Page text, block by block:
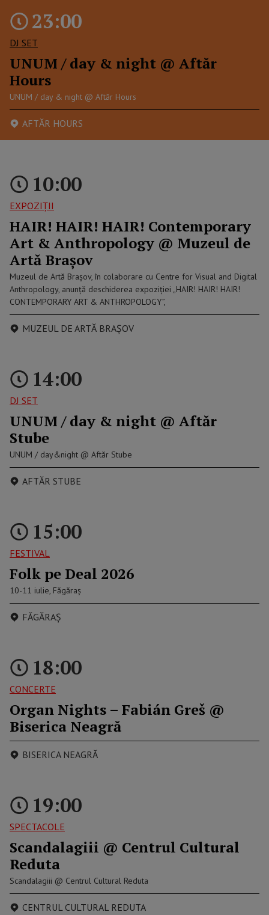
23:00
DJ SET
UNUM / day & night @ Aftăr
Hours
UNUM / day & night @ Aftăr Hours
AFTĂR HOURS
10:00
EXPOZIȚII
HAIR! HAIR! HAIR! Contemporary
Art & Anthropology @ Muzeul de
Artă Brașov
Muzeul de Artă Brașov, în colaborare cu Centre for Visual and Digital
Anthropology, anunță deschiderea expoziției „HAIR! HAIR! HAIR!
CONTEMPORARY ART & ANTHROPOLOGY”,
MUZEUL DE ARTĂ BRAȘOV
14:00
DJ SET
UNUM / day & night @ Aftăr
Stube
UNUM / day&night @ Aftăr Stube
AFTĂR STUBE
15:00
FESTIVAL
Folk pe Deal 2026
10-11 iulie, Făgăraș
FĂGĂRAȘ
18:00
CONCERTE
Organ Nights – Fabián Greš @
Biserica Neagră
BISERICA NEAGRĂ
19:00
SPECTACOLE
Scandalagiii @ Centrul Cultural
Reduta
Scandalagiii @ Centrul Cultural Reduta
CENTRUL CULTURAL REDUTA